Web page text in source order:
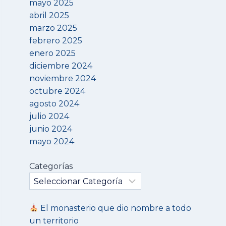
mayo 2025
abril 2025
marzo 2025
febrero 2025
enero 2025
diciembre 2024
noviembre 2024
octubre 2024
agosto 2024
julio 2024
junio 2024
mayo 2024
Categorías
El monasterio que dio nombre a todo
un territorio